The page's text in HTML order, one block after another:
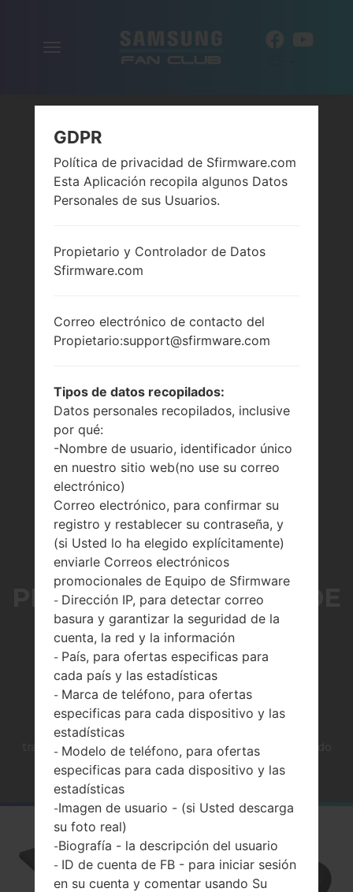
SAMSUNG ESTÁ
TRABAJANDO EN SU
PROPIO DISPOSITIVO DE
RASTREO LLAMADO
GALAXY SMART TAG
Página principal
trabajando en su propio dispositivo de rastreo llamado
Galaxy Smart Tag
GDPR
Política de privacidad de Sfirmware.com
Esta Aplicación recopila algunos Datos
Personales de sus Usuarios.
Propietario y Controlador de Datos
Sfirmware.com
Correo electrónico de contacto del
Propietario:support@sfirmware.com
Tipos de datos recopilados:
Datos personales recopilados, inclusive
por qué:
-Nombre de usuario, identificador único
en nuestro sitio web(no use su correo
electrónico)
Correo electrónico, para confirmar su
registro y restablecer su contraseña, y
(si Usted lo ha elegido explícitamente)
enviarle Correos electrónicos
promocionales de Equipo de Sfirmware
- Dirección IP, para detectar correo
basura y garantizar la seguridad de la
cuenta, la red y la información
- País, para ofertas especificas para
cada país y las estadísticas
- Marca de teléfono, para ofertas
especificas para cada dispositivo y las
estadísticas
- Modelo de teléfono, para ofertas
especificas para cada dispositivo y las
estadísticas
-Imagen de usuario - (si Usted descarga
su foto real)
-Biografía - la descripción del usuario
- ID de cuenta de FB - para iniciar sesión
en su cuenta y comentar usando Su